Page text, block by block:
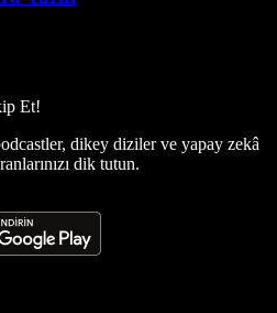
Et!
dikey diziler ve yapay zekâ
dik tutun.